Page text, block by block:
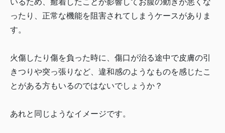
いるため、癒着したことが影響してお腹の動きが悪くな
ったり、正常な機能を阻害されてしまうケースがありま
す。
火傷したり傷を負った時に、傷口が治る途中で皮膚の引
きつりや突っ張りなど、違和感のようなものを感じたこ
とがある方もいるのではないでしょうか？
あれと同じようなイメージです。